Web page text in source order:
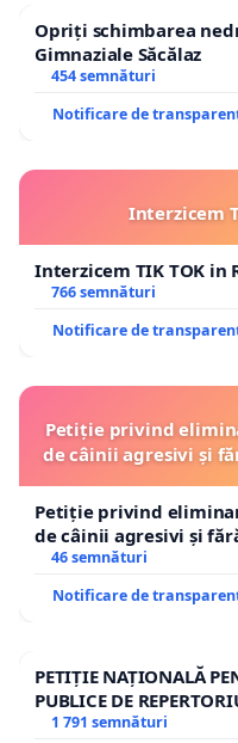
Opriți schimbarea
Gimnaziale Săcălaz
454 semnături
Notificare de
Interzicem
Interzicem TIK TOK in
766 semnături
Notificare de
Petiție privind
de câinii agresivi și
Petiție privind
de câinii agresivi și
46 semnături
Notificare de
PETIȚIE NAȚIONALĂ
PUBLICE DE
1 791 semnături